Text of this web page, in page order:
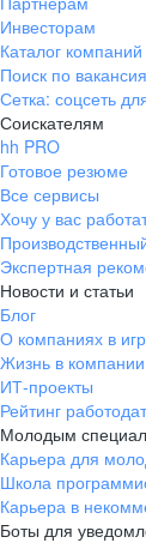
Инвесторам
Каталог компаний
Поиск по
Сетка: соцсеть
Соискателям
hh PRO
Готовое резюме
Все сервисы
Хочу у вас
Экспертная
Новости и статьи
Блог
О компаниях в
Жизнь в компании
ИТ-проекты
Рейтинг
Молодым
Карьера для
Школа
Карьера в
Боты для